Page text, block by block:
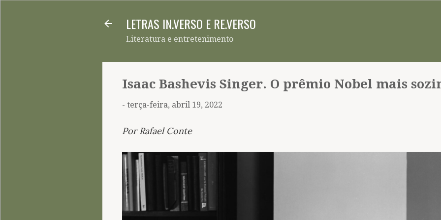
LETRAS IN.VERSO E RE.VERSO
Literatura e entretenimento
Isaac Bashevis Singer. O prêmio Nobel mais
- terça-feira, abril 19, 2022
Por Rafael Conte